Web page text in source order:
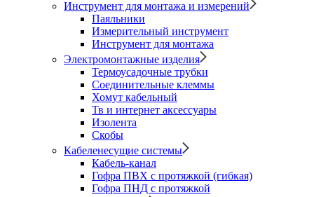
Инструмент для монтажа и измерений
Паяльники
Измерительный инструмент
Инструмент для монтажа
Электромонтажные изделия
Термоусадочные трубки
Соединительные клеммы
Хомут кабельный
Тв и интернет аксессуары
Изолента
Скобы
Кабеленесущие системы
Кабель-канал
Гофра ПВХ с протяжкой (гибкая)
Гофра ПНД с протяжкой